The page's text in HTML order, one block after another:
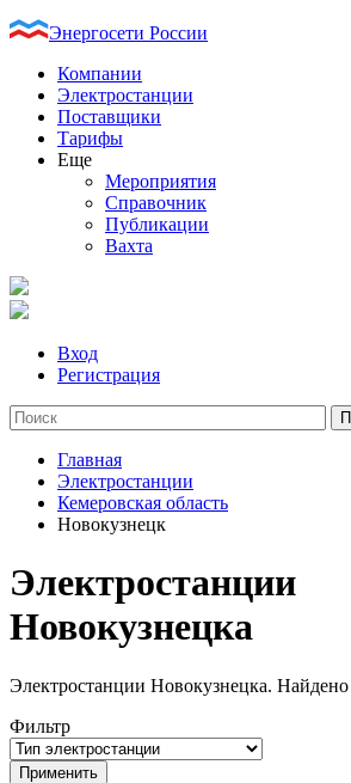
Энергосети России
Компании
Электростанции
Поставщики
Тарифы
Еще
Мероприятия
Справочник
Публикации
Вахта
Вход
Регистрация
Главная
Электростанции
Кемеровская область
Новокузнецк
Электростанции
Новокузнецка
Электростанции Новокузнецка. Найдено
Фильтр